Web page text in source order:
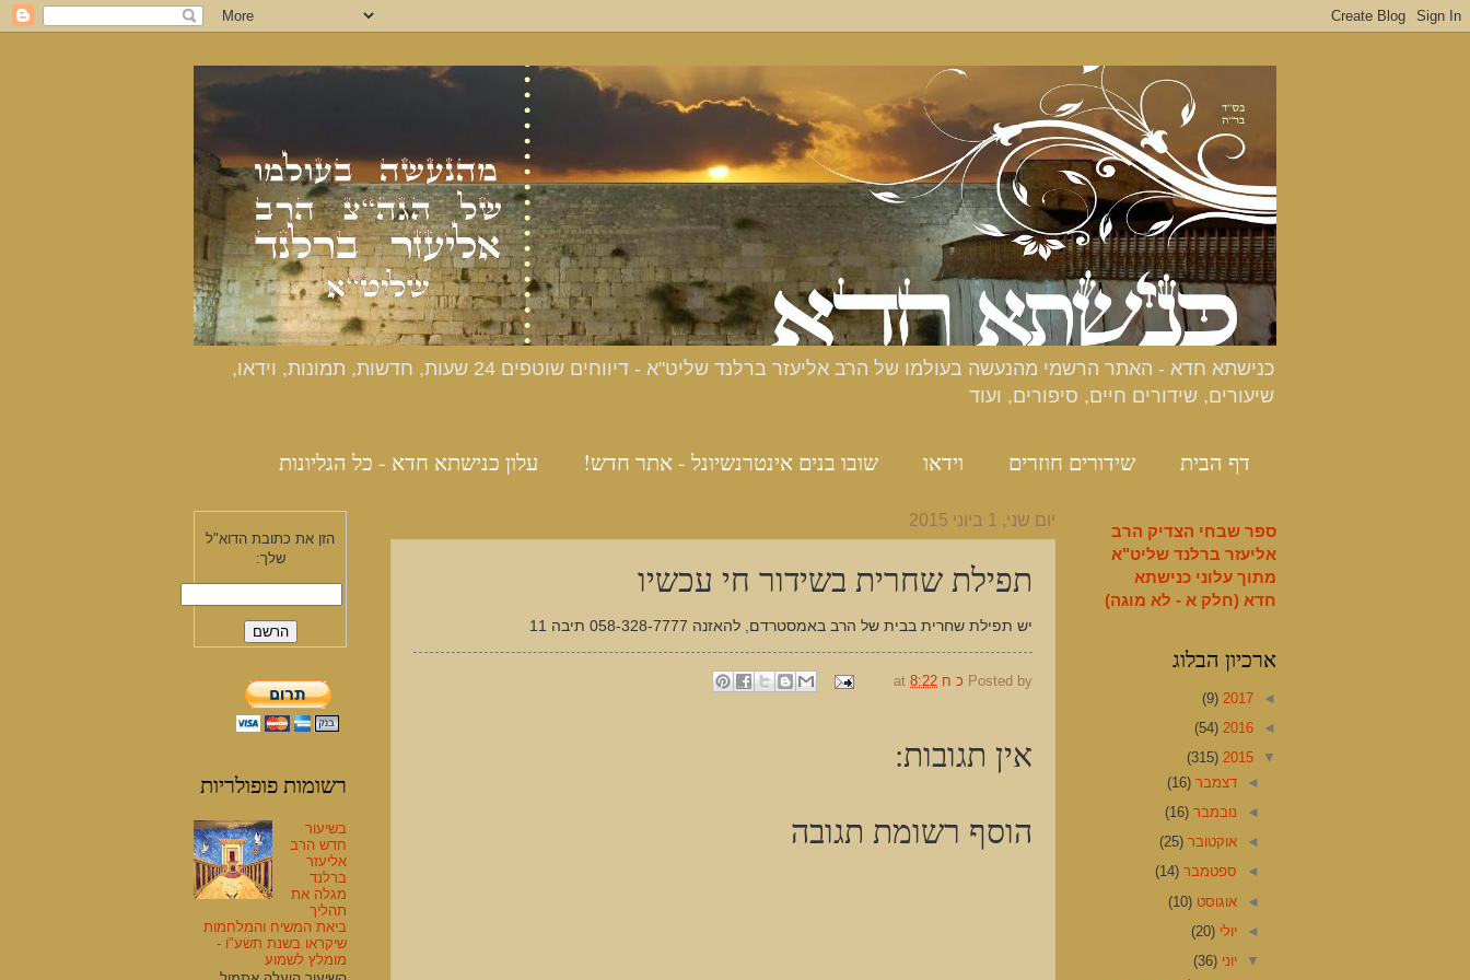
כנישתא חדא - האתר הרשמי מהנעשה בעולמו של הרב אליעזר ברלנד שליט"א - דיווחים שוטפים 24 שעות, חדשות, תמונות, וידאו,
שיעורים, שידורים חיים, סיפורים, ועוד
דף הבית שידורים חוזרים וידאו שובו בנים אינטרנשיונל - אתר חדש!
עלון כנישתא חדא - כל הגליונות
יום שני, 1 ביוני 2015
תפילת שחרית בשידור חי עכשיו
יש תפילת שחרית בבית של הרב באמסטרדם, להאזנה 058-328-7777 תיבה 11
Posted by כ ח at 8:22
אין תגובות:
הוסף רשומת תגובה
הזן את כתובת הדוא"ל
שלך:
רשומות פופולריות
בשיעור
חדש הרב
אליעזר
ברלנד
מגלה את
תהליך
ביאת המשיח והמלחמות
שיקראו בשנת תשע"ו -
מומלץ לשמוע
ספר שבחי הצדיק הרב
אליעזר ברלנד שליט"א
מתוך עלוני כנישתא
חדא (חלק א - לא מוגה)
ארכיון הבלוג
◄
2017
(9)
◄
2016
(54)
▼
2015
(315)
◄דצמבר(16)
◄ נובמבר(16)
◄אוקטובר(25)
◄ ספטמבר(14)
◄אוגוסט(10)
◄יולי(20)
▼יוני(36)